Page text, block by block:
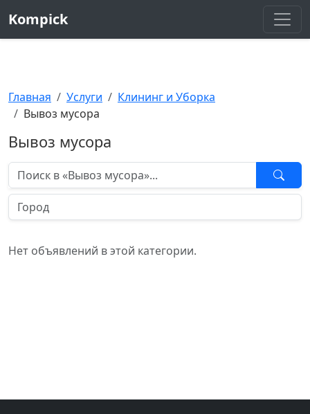
Kompick
Главная Услуги
Клининг и Уборка
Вывоз мусора
Вывоз мусора
Нет объявлений в этой категории.